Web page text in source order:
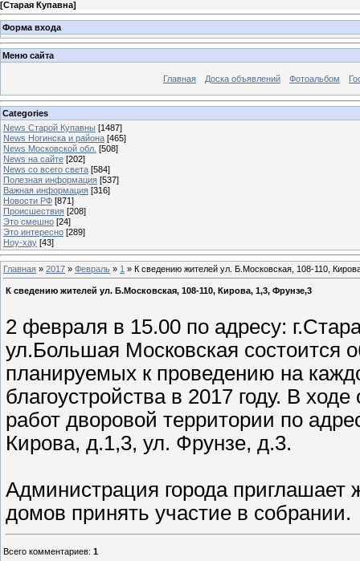
[Старая Купавна]
Форма входа
Меню сайта
Главная Доска объявлений Фотоальбом
Categories
News Старой Купавны [1487]
News Ногинска и района [465]
News Московской обл. [508]
News на сайте [202]
News со всего света [584]
Полезная информация [537]
Важная информация [316]
Новости РФ [871]
Происшествия [208]
Это смешно [24]
Это интересно [289]
Ноу-хау [43]
Главная » 2017 » Февраль » 1 » К сведению жителей ул. Б.Московская, 108-110,
К сведению жителей ул. Б.Московская, 108-110, Кирова, 1,3, Фрунзе,3
2 февраля в 15.00 по адресу:
ул.Большая Московская состоится
планируемых к проведению на
благоустройства в 2017 году. В
работ дворовой территории по
Кирова, д.1,3, ул. Фрунзе, д.3.
Администрация города
домов принять участие в собрании.
Всего комментариев: 1